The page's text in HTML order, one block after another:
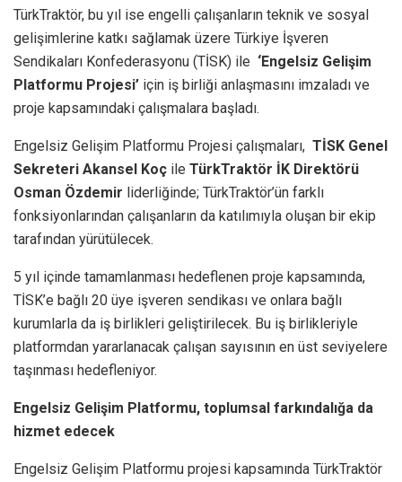
TürkTraktör, bu yıl ise engelli çalışanların teknik ve sosyal
gelişimlerine katkı sağlamak üzere Türkiye İşveren
Sendikaları Konfederasyonu (TİSK) ile ‘Engelsiz Gelişim
Platformu Projesi’ için iş birliği anlaşmasını imzaladı ve
proje kapsamındaki çalışmalara başladı.
Engelsiz Gelişim Platformu Projesi çalışmaları, TİSK Genel
Sekreteri Akansel Koç ile TürkTraktör İK Direktörü
Osman Özdemir liderliğinde; TürkTraktör’ün farklı
fonksiyonlarından çalışanların da katılımıyla oluşan bir ekip
tarafından yürütülecek.
5 yıl içinde tamamlanması hedeflenen proje kapsamında,
TİSK’e bağlı 20 üye işveren sendikası ve onlara bağlı
kurumlarla da iş birlikleri geliştirilecek. Bu iş birlikleriyle
platformdan yararlanacak çalışan sayısının en üst seviyelere
taşınması hedefleniyor.
Engelsiz Gelişim Platformu, toplumsal farkındalığa da
hizmet edecek
Engelsiz Gelişim Platformu projesi kapsamında TürkTraktör